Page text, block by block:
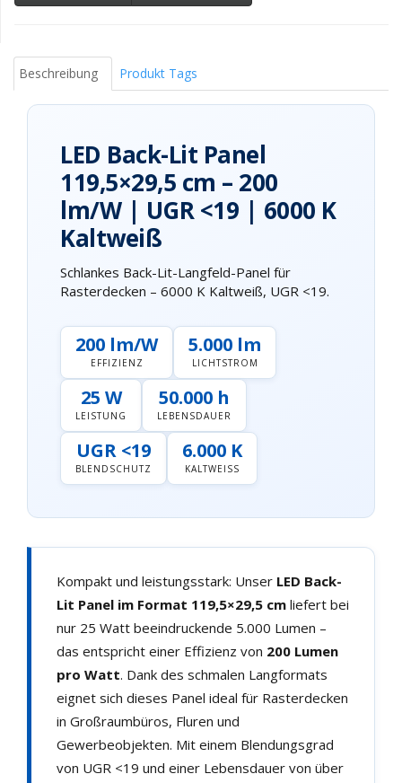
Beschreibung Produkt Tags
LED Back-Lit Panel
119,5×29,5 cm – 200
lm/W | UGR <19 | 6000 K
Kaltweiß
Schlankes Back-Lit-Langfeld-Panel für
Rasterdecken – 6000 K Kaltweiß, UGR <19.
200 lm/W
EFFIZIENZ
5.000 lm
LICHTSTROM
25 W
LEISTUNG
50.000 h
LEBENSDAUER
UGR <19
BLENDSCHUTZ
6.000 K
KALTWEISS
Kompakt und leistungsstark: Unser LED Back-
Lit Panel im Format 119,5×29,5 cm liefert bei
nur 25 Watt beeindruckende 5.000 Lumen –
das entspricht einer Effizienz von 200 Lumen
pro Watt. Dank des schmalen Langformats
eignet sich dieses Panel ideal für Rasterdecken
in Großraumbüros, Fluren und
Gewerbeobjekten. Mit einem Blendungsgrad
von UGR <19 und einer Lebensdauer von über